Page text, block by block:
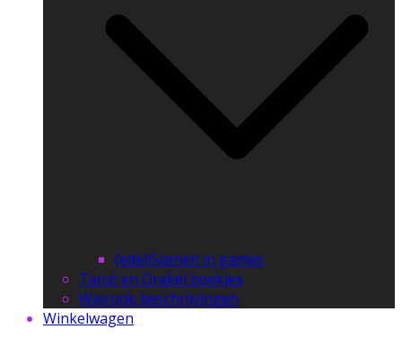
(edel)Stenen in games
Tarot en Orakel boekjes
Wierook beschrijvingen
Winkelwagen